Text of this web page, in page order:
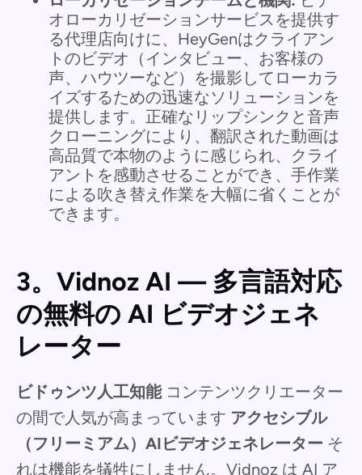
オローカリゼーションサービスを提供す
る代理店向けに、HeyGenはクライアン
トのビデオ（インタビュー、お客様の
声、ハウツーなど）を撮影してローカラ
イズするための迅速なソリューションを
提供します。正確なリップシンクと音声
クローニングにより、翻訳された動画は
高品質で本物のように感じられ、クライ
アントを感動させることができ、手作業
による吹き替え作業を大幅に省くことが
できます。
3。Vidnoz AI — 多言語対応
の無料の AI ビデオジェネ
レーター
ビドゥンツ人工知能コンテンツクリエーター
の間で人気が高まっています アクセシブル
（フリーミアム）AIビデオジェネレーター そ
れは機能を犠牲にしません。Vidnoz は AI ア